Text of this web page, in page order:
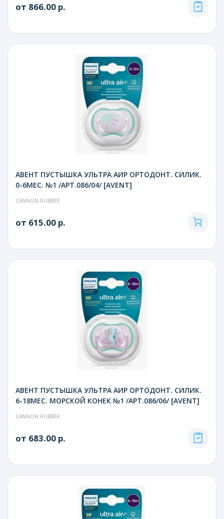
от 866.00 р.
АВЕНТ ПУСТЫШКА УЛЬТРА АИР ОРТОДОНТ. СИЛИК.
0-6МЕС. №1 /АРТ.086/04/ [AVENT]
CANNON RUBBER
от 615.00 р.
АВЕНТ ПУСТЫШКА УЛЬТРА АИР ОРТОДОНТ. СИЛИК.
6-18МЕС. МОРСКОЙ КОНЕК №1 /АРТ.086/06/ [AVENT]
CANNON RUBBER
от 683.00 р.